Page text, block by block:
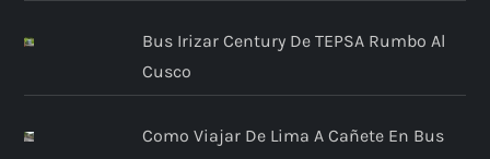
Bus Irizar Century De TEPSA Rumbo Al
Cusco
Como Viajar De Lima A Cañete En Bus